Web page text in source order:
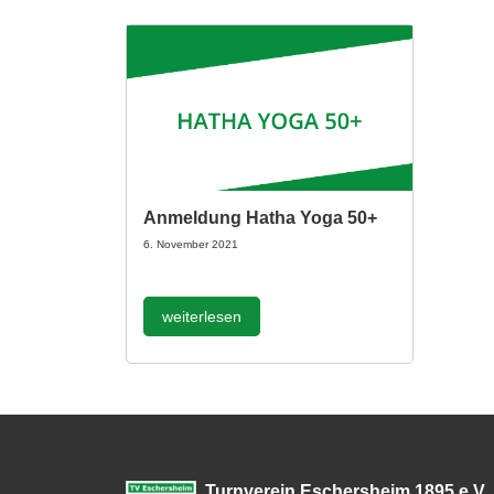
Anmeldung Hatha Yoga 50+
6. November 2021
weiterlesen